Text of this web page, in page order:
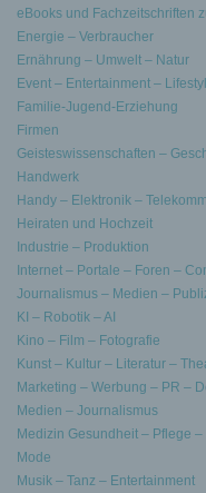
eBooks und Fachzeitschriften
Energie – Verbraucher
Ernährung – Umwelt – Natur
Event – Entertainment –
Familie-Jugend-Erziehung
Firmen
Geisteswissenschaften –
Handwerk
Handy – Elektronik –
Heiraten und Hochzeit
Industrie – Produktion
Internet – Portale – Foren –
Journalismus – Medien –
KI – Robotik – AI
Kino – Film – Fotografie
Kunst – Kultur – Literatur –
Marketing – Werbung – PR –
Medien – Journalismus
Medizin Gesundheit – Pflege
Mode
Musik – Tanz – Entertainment